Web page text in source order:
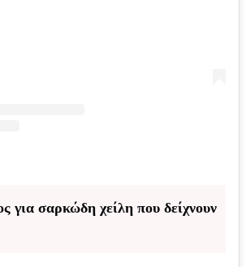
για σαρκώδη χείλη που δείχνουν